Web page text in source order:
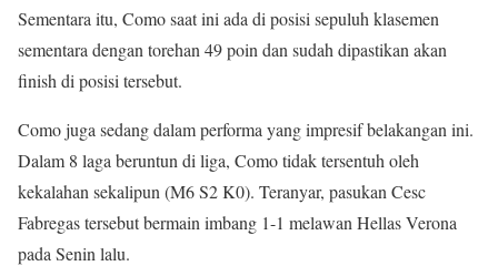
Sementara itu, Como saat ini ada di posisi sepuluh klasemen
sementara dengan torehan 49 poin dan sudah dipastikan akan
finish di posisi tersebut.
Como juga sedang dalam performa yang impresif belakangan ini.
Dalam 8 laga beruntun di liga, Como tidak tersentuh oleh
kekalahan sekalipun (M6 S2 K0). Teranyar, pasukan Cesc
Fabregas tersebut bermain imbang 1-1 melawan Hellas Verona
pada Senin lalu.